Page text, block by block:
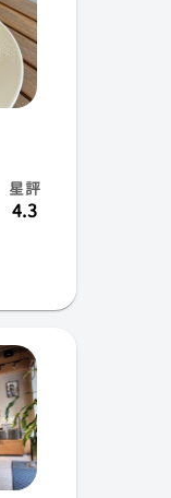
星評
4.3